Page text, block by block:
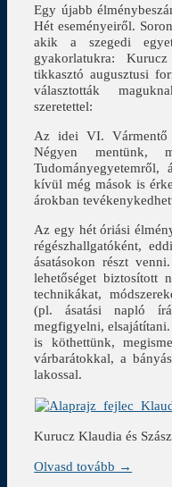
Egy újabb
Hét eseményeiről.
akik a szegedi
gyakorlatukra:
tikkasztó augusztusi
választották
szeretettel:
Az idei VI. Vármentő
Négyen mentünk,
kívül még mások is
árokban
Az egy hét óriási
régészhallgatóként,
ásatásokon részt
lehetőséget biztosított
technikákat,
(pl. ásatási napló
megfigyelni,
is köthettünk,
várbarátokkal, a
lakossal.
Kurucz Klaudia és
Olvasd tovább →